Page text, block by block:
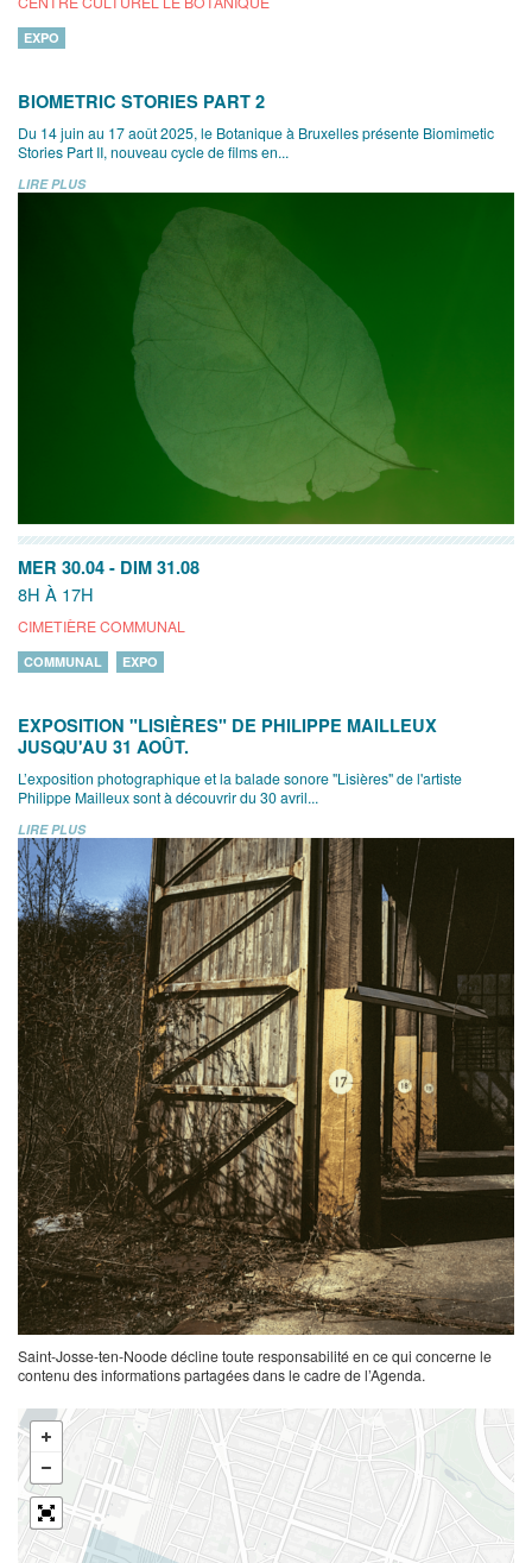
EXPO
BIOMETRIC STORIES PART 2
Du 14 juin au 17 août 2025, le Botanique à Bruxelles présente Biomimetic
Stories Part II, nouveau cycle de films en...
LIRE PLUS
MER 30.04 - DIM 31.08
8H À 17H
CIMETIÈRE COMMUNAL
COMMUNAL EXPO
EXPOSITION "LISIÈRES" DE PHILIPPE MAILLEUX
JUSQU'AU 31 AOÛT.
L’exposition photographique et la balade sonore "Lisières" de l'artiste
Philippe Mailleux sont à découvrir du 30 avril...
LIRE PLUS
Saint-Josse-ten-Noode décline toute responsabilité en ce qui concerne le
contenu des informations partagées dans le cadre de l’Agenda.